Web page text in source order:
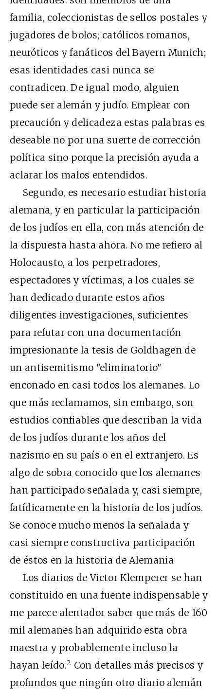
familia, coleccionistas de sellos postales y
jugadores de bolos; católicos romanos,
neuróticos y fanáticos del Bayern Munich;
esas identidades casi nunca se
contradicen. De igual modo, alguien
puede ser alemán y judío. Emplear con
precaución y delicadeza estas palabras es
deseable no por una suerte de corrección
política sino porque la precisión ayuda a
aclarar los malos entendidos.
Segundo, es necesario estudiar historia
alemana, y en particular la participación
de los judíos en ella, con más atención de
la dispuesta hasta ahora. No me refiero al
Holocausto, a los perpetradores,
espectadores y víctimas, a los cuales se
han dedicado durante estos años
diligentes investigaciones, suficientes
para refutar con una documentación
impresionante la tesis de Goldhagen de
un antisemitismo "eliminatorio"
enconado en casi todos los alemanes. Lo
que más reclamamos, sin embargo, son
estudios confiables que describan la vida
de los judíos durante los años del
nazismo en su país o en el extranjero. Es
algo de sobra conocido que los alemanes
han participado señalada y, casi siempre,
fatídicamente en la historia de los judíos.
Se conoce mucho menos la señalada y
casi siempre constructiva participación
de éstos en la historia de Alemania
Los diarios de Victor Klemperer se han
constituido en una fuente indispensable y
me parece alentador saber que más de 160
mil alemanes han adquirido esta obra
maestra y probablemente incluso la
hayan leído.2 Con detalles más precisos y
profundos que ningún otro diario alemán